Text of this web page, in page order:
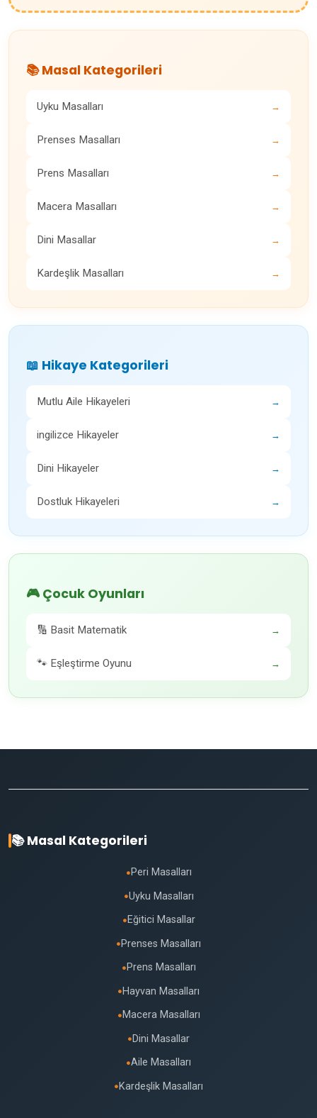
📚 Masal Kategorileri
Uyku Masalları →
Prenses Masalları →
Prens Masalları →
Macera Masalları →
Dini Masallar →
Kardeşlik Masalları →
📖 Hikaye Kategorileri
Mutlu Aile Hikayeleri →
ingilizce Hikayeler →
Dini Hikayeler →
Dostluk Hikayeleri →
🎮 Çocuk Oyunları
🔢 Basit Matematik →
🐾 Eşleştirme Oyunu →
📚 Masal Kategorileri
● Peri Masalları
●Uyku Masalları
● Eğitici Masallar
● Prenses Masalları
● Prens Masalları
● Hayvan Masalları
● Macera Masalları
● Dini Masallar
●Aile Masalları
● Kardeşlik Masalları